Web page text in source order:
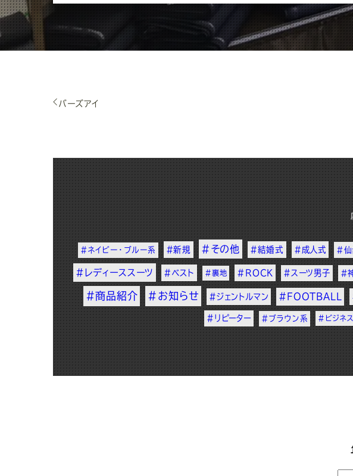
バーズアイ
#ネイビー・ブルー系 #新規 #その他 #結婚式 #成人式 #仙
#レディーススーツ #ベスト #裏地 #ROCK #スーツ男子 #
#商品紹介 #お知らせ #ジェントルマン #FOOTBALL
#リピーター #ブラウン系 #ビジネ